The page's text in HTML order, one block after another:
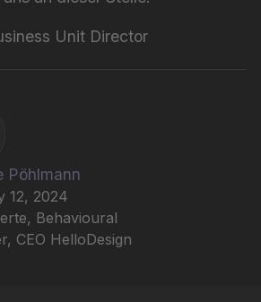
Unit Director
Pöhlmann
12, 2024
Behavioural
CEO HelloDesign